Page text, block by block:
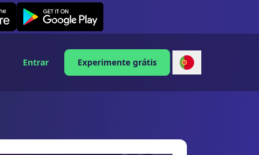
Leexi on Android
Entrar Experimente grátis